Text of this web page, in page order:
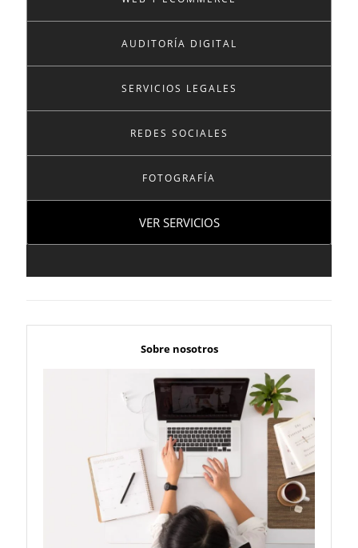
AUDITORÍA DIGITAL
SERVICIOS LEGALES
REDES SOCIALES
FOTOGRAFÍA
VER SERVICIOS
Sobre nosotros